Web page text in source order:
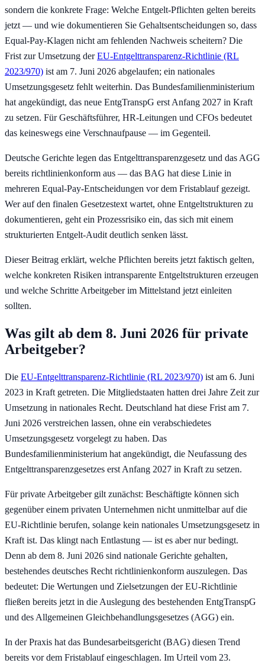
sondern die konkrete Frage: Welche Entgelt-Pflichten gelten bereits
jetzt — und wie dokumentieren Sie Gehaltsentscheidungen so, dass
Equal-Pay-Klagen nicht am fehlenden Nachweis scheitern? Die
Frist zur Umsetzung derEU-Entgelttransparenz-Richtlinie (RL
2023/970) ist am 7. Juni 2026 abgelaufen; ein nationales
Umsetzungsgesetz fehlt weiterhin. Das Bundesfamilienministerium
hat angekündigt, das neue EntgTranspG erst Anfang 2027 in Kraft
zu setzen. Für Geschäftsführer, HR-Leitungen und CFOs bedeutet
das keineswegs eine Verschnaufpause — im Gegenteil.
Deutsche Gerichte legen das Entgelttransparenzgesetz und das AGG
bereits richtlinienkonform aus — das BAG hat diese Linie in
mehreren Equal-Pay-Entscheidungen vor dem Fristablauf gezeigt.
Wer auf den finalen Gesetzestext wartet, ohne Entgeltstrukturen zu
dokumentieren, geht ein Prozessrisiko ein, das sich mit einem
strukturierten Entgelt-Audit deutlich senken lässt.
Dieser Beitrag erklärt, welche Pflichten bereits jetzt faktisch gelten,
welche konkreten Risiken intransparente Entgeltstrukturen erzeugen
und welche Schritte Arbeitgeber im Mittelstand jetzt einleiten
sollten.
Was gilt ab dem 8. Juni 2026 für private
Arbeitgeber?
Die EU-Entgelttransparenz-Richtlinie (RL 2023/970) ist am 6. Juni
2023 in Kraft getreten. Die Mitgliedstaaten hatten drei Jahre Zeit zur
Umsetzung in nationales Recht. Deutschland hat diese Frist am 7.
Juni 2026 verstreichen lassen, ohne ein verabschiedetes
Umsetzungsgesetz vorgelegt zu haben. Das
Bundesfamilienministerium hat angekündigt, die Neufassung des
Entgelttransparenzgesetzes erst Anfang 2027 in Kraft zu setzen.
Für private Arbeitgeber gilt zunächst: Beschäftigte können sich
gegenüber einem privaten Unternehmen nicht unmittelbar auf die
EU-Richtlinie berufen, solange kein nationales Umsetzungsgesetz in
Kraft ist. Das klingt nach Entlastung — ist es aber nur bedingt.
Denn ab dem 8. Juni 2026 sind nationale Gerichte gehalten,
bestehendes deutsches Recht richtlinienkonform auszulegen. Das
bedeutet: Die Wertungen und Zielsetzungen der EU-Richtlinie
fließen bereits jetzt in die Auslegung des bestehenden EntgTranspG
und des Allgemeinen Gleichbehandlungsgesetzes (AGG) ein.
In der Praxis hat das Bundesarbeitsgericht (BAG) diesen Trend
bereits vor dem Fristablauf eingeschlagen. Im Urteil vom 23.